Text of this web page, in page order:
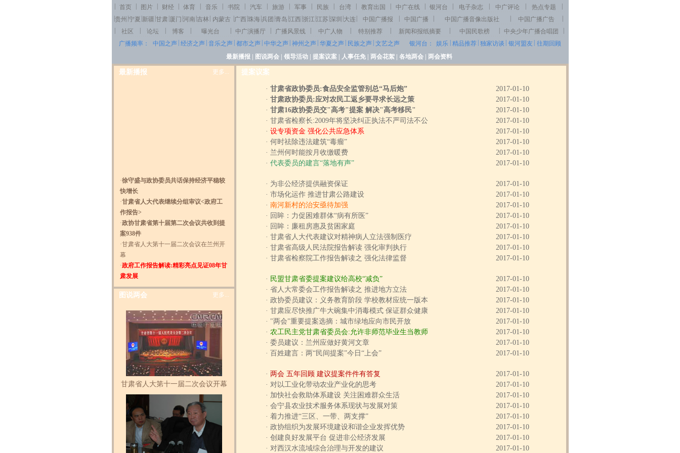
首页 图片 财经 体育 音乐 书院 汽车 旅游 军事 民族 台湾 教育出国 中广在线 银河台 电子杂志 中广评论 热点专题
贵州 宁夏 新疆 甘肃 厦门 河南 吉林 内蒙古 广西 珠海 兵团 青岛 江西 浙江 江苏 深圳 大连 中国广播报 中国广播 中国广播音像出版社 中国广播广告
社区 论坛 博客 曝光台 中广演播厅 广播风景线 中广人物 特别推荐 新闻和报纸摘要 中国民歌榜 中央少年广播合唱团
广播频率：
中国之声 经济之声 音乐之声 都市之声 中华之声 神州之声 华夏之声 民族之声 文艺之声 银河台： 娱乐 精品推荐 独家访谈 银河盟友 往期回顾
最新播报
图说两会 领导活动 提案议案 人事任免 两会花絮 各地两会 两会资料
最新播报 更多...
·徐守盛与政协委员共话保持经济平稳较
快增长
·甘肃省人大代表继续分组审议<政府工
作报告>
·政协甘肃省第十届第二次会议共收到提
案938件
·甘肃省人大第十一届二次会议在兰州开
幕
·政府工作报告解读:精彩亮点见证08年甘
肃发展
图说两会 更多...
甘肃省人大第十一届二次会议开幕
提案议案
· 甘肃省政协委员:食品安全监管别总“马后炮”
2017-01-10
· 甘肃政协委员:应对农民工返乡要寻求长远之策
2017-01-10
· 甘肃16政协委员交"高考"提案 解决"高考移民"
2017-01-10
· 甘肃省检察长:2009年将坚决纠正执法不严司法不公
2017-01-10
· 设专项资金 强化公共应急体系
2017-01-10
· 何时祛除违法建筑“毒瘤”
2017-01-10
· 兰州何时能按月收缴暖费
2017-01-10
· 代表委员的建言“落地有声” 2017-01-10
· 为非公经济提供融资保证
2017-01-10
· 市场化运作 推进甘肃公路建设
2017-01-10
· 南河新村的治安亟待加强
2017-01-10
· 回眸：力促困难群体“病有所医”
2017-01-10
· 回眸：廉租房惠及贫困家庭
2017-01-10
· 甘肃省人大代表建议对精神病人立法强制医疗
2017-01-10
· 甘肃省高级人民法院报告解读 强化审判执行
2017-01-10
· 甘肃省检察院工作报告解读之 强化法律监督 2017-01-10
· 民盟甘肃省委提案建议给高校“减负”
2017-01-10
· 省人大常委会工作报告解读之 推进地方立法
2017-01-10
· 政协委员建议：义务教育阶段 学校教材应统一版本
2017-01-10
· 甘肃应尽快推广牛大碗集中消毒模式 保证群众健康
2017-01-10
· "两会"重要提案选摘：城市绿地应向市民开放
2017-01-10
· 农工民主党甘肃省委员会:允许非师范毕业生当教师
2017-01-10
· 委员建议：兰州应做好黄河文章
2017-01-10
· 百姓建言：两“民间提案”今日“上会” 2017-01-10
· 两会 五年回顾 建议提案件件有答复
2017-01-10
· 对以工业化带动农业产业化的思考
2017-01-10
· 加快社会救助体系建设 关注困难群众生活
2017-01-10
· 会宁县农业技术服务体系现状与发展对策
2017-01-10
· 着力推进“三区、一带、两支撑”
2017-01-10
· 政协组织为发展环境建设和谐企业发挥优势
2017-01-10
· 创建良好发展平台 促进非公经济发展
2017-01-10
· 对西汉水流域综合治理与开发的建议 2017-01-10